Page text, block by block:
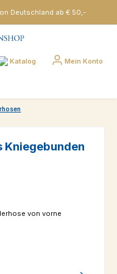
Deutschland ab € 50,-
Katalog Mein Konto
Kniegebunden